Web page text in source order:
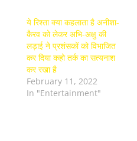
ये रिश्ता क्या कहलाता है अनीशा-
कैरव को लेकर अभि-अक्षु की
लड़ाई ने प्रशंसकों को विभाजित
कर दिया कहो तर्क का सत्यनाश
कर रखा है
February 11, 2022
In "Entertainment"